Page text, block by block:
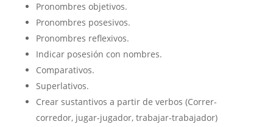
Pronombres objetivos.
Pronombres posesivos.
Pronombres reflexivos.
Indicar posesión con nombres.
Comparativos.
Superlativos.
Crear sustantivos a partir de verbos (Correr-
corredor, jugar-jugador, trabajar-trabajador)